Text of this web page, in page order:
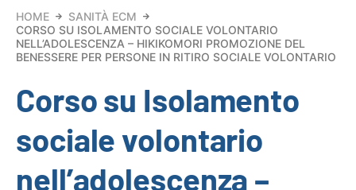
HOME
SANITÀ ECM
CORSO SU ISOLAMENTO SOCIALE VOLONTARIO
NELL’ADOLESCENZA – HIKIKOMORI PROMOZIONE DEL
BENESSERE PER PERSONE IN RITIRO SOCIALE VOLONTARIO
Corso su Isolamento
sociale volontario
nell’adolescenza –